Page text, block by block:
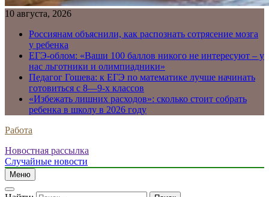
10 августа, 2026
Россиянам объяснили, как распознать сотрясение мозга
у ребенка
ЕГЭ-облом: «Ваши 100 баллов никого не интересуют – у
нас льготники и олимпиадники»
Педагог Гошева: к ЕГЭ по математике лучше начинать
готовиться с 8—9-х классов
«Избежать лишних расходов»: сколько стоит собрать
ребенка в школу в 2026 году
Работа
Новостная рассылка
Случайные новости
Меню